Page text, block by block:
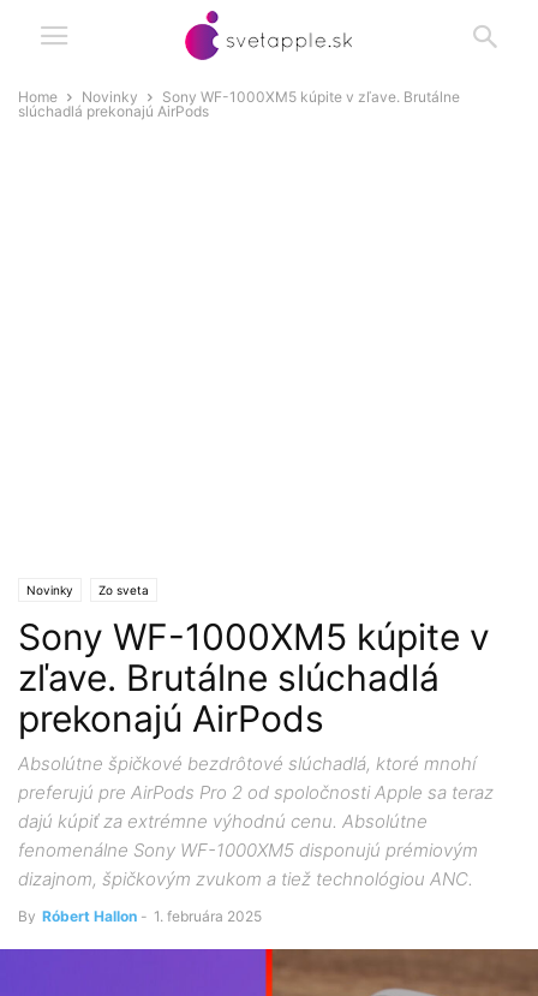
Home Novinky
Sony WF-1000XM5 kúpite v zľave. Brutálne
slúchadlá prekonajú AirPods
Novinky Zo sveta
Sony WF-1000XM5 kúpite v
zľave. Brutálne slúchadlá
prekonajú AirPods
Absolútne špičkové bezdrôtové slúchadlá, ktoré mnohí
preferujú pre AirPods Pro 2 od spoločnosti Apple sa teraz
dajú kúpiť za extrémne výhodnú cenu. Absolútne
fenomenálne Sony WF-1000XM5 disponujú prémiovým
dizajnom, špičkovým zvukom a tiež technológiou ANC.
By Róbert Hallon - 1. februára 2025